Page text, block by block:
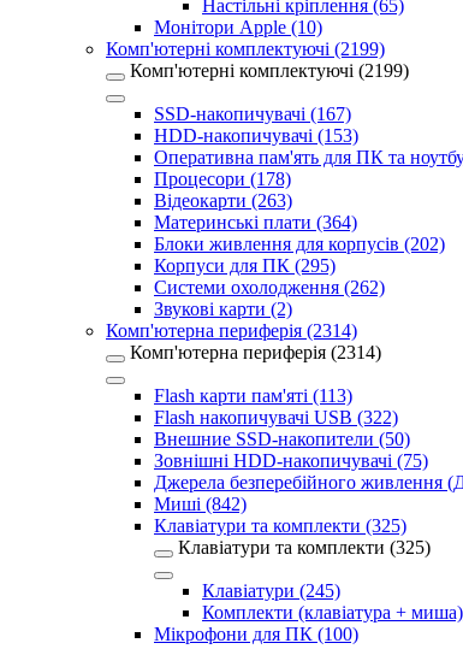
Настільні кріплення (65)
Монітори Apple (10)
Комп'ютерні комплектуючі (2199)
Комп'ютерні комплектуючі (2199)
SSD-накопичувачі (167)
HDD-накопичувачі (153)
Оперативна пам'ять для ПК та
Процесори (178)
Відеокарти (263)
Материнські плати (364)
Блоки живлення для корпусів (202)
Корпуси для ПК (295)
Системи охолодження (262)
Звукові карти (2)
Комп'ютерна периферія (2314)
Комп'ютерна периферія (2314)
Flash карти пам'яті (113)
Flash накопичувачі USB (322)
Внешние SSD-накопители (50)
Зовнішні HDD-накопичувачі (75)
Джерела безперебійного живлення
Миші (842)
Клавіатури та комплекти (325)
Клавіатури та комплекти (325)
Клавіатури (245)
Комплекти (клавіатура +
Мікрофони для ПК (100)